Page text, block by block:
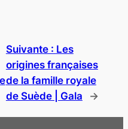
Suivante : Les
origines françaises
de la famille royale
de Suède | Gala
→